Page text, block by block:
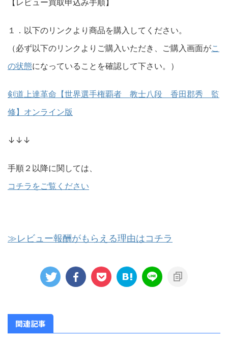
【レビュー買取申込み手順】
１．以下のリンクより商品を購入してください。
（必ず以下のリンクよりご購入いただき、ご購入画面がこ
の状態になっていることを確認して下さい。）
剣道上達革命【世界選手権覇者 教士八段 香田郡秀 監
修】オンライン版
↓↓↓
手順２以降に関しては、
コチラをご覧ください
≫レビュー報酬がもらえる理由はコチラ
関連記事